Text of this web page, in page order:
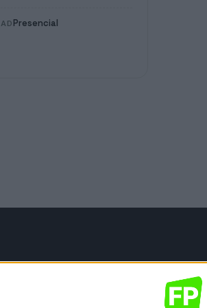
Presencial
legal